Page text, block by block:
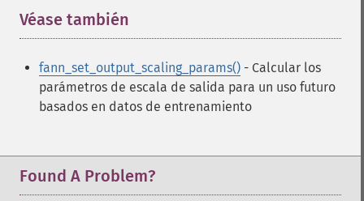
Véase también
fann_set_output_scaling_params() - Calcular los
parámetros de escala de salida para un uso futuro
basados en datos de entrenamiento
Found A Problem?
fann_​cascadetrain_​on_​file
fann_​create_​from_​file
fann_​create_​shortcut
fann_​create_​shortcut_​array
fann_​create_​standard